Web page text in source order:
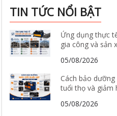
TIN TỨC NỔI BẬT
Ứng dụng thực
gia công và sản
05/08/2026
Cách bảo
tuổi thọ và giảm
05/08/2026